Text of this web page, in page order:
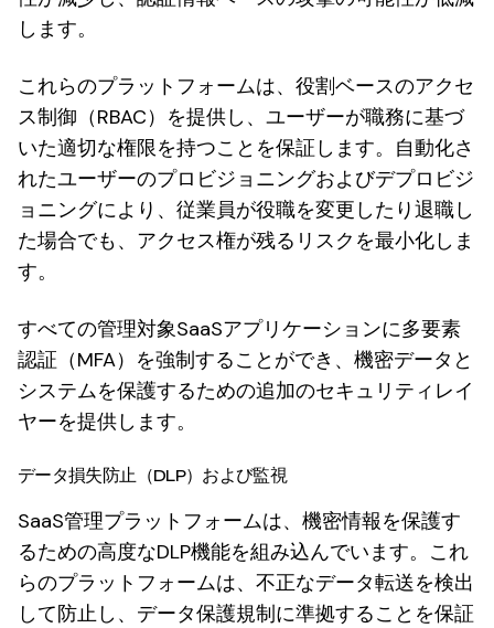
します。
これらのプラットフォームは、役割ベースのアクセ
ス制御（RBAC）を提供し、ユーザーが職務に基づ
いた適切な権限を持つことを保証します。自動化さ
れたユーザーのプロビジョニングおよびデプロビジ
ョニングにより、従業員が役職を変更したり退職し
た場合でも、アクセス権が残るリスクを最小化しま
す。
すべての管理対象SaaSアプリケーションに多要素
認証（MFA）を強制することができ、機密データと
システムを保護するための追加のセキュリティレイ
ヤーを提供します。
データ損失防止（DLP）および監視
SaaS管理プラットフォームは、機密情報を保護す
るための高度なDLP機能を組み込んでいます。これ
らのプラットフォームは、不正なデータ転送を検出
して防止し、データ保護規制に準拠することを保証